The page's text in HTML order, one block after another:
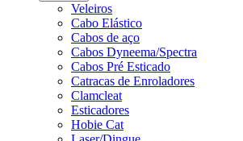
Veleiros
Cabo Elástico
Cabos de aço
Cabos Dyneema/Spectra
Cabos Pré Esticado
Catracas de Enroladores
Clamcleat
Esticadores
Hobie Cat